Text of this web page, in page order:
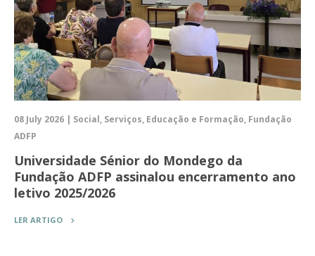
08 July 2026 | Social, Serviços, Educação e Formação, Fundação
ADFP
Universidade Sénior do Mondego da
Fundação ADFP assinalou encerramento ano
letivo 2025/2026
LER ARTIGO